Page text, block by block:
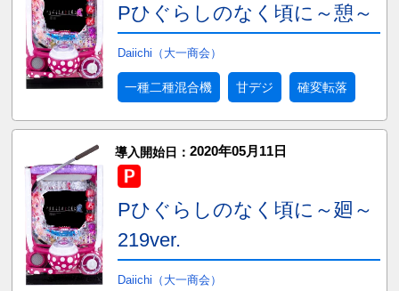
Pひぐらしのなく頃に～憩～
Daiichi（大一商会）
一種二種混合機 甘デジ 確変転落
導入開始日： 2020年05月11日
Pひぐらしのなく頃に～廻～
219ver.
Daiichi（大一商会）